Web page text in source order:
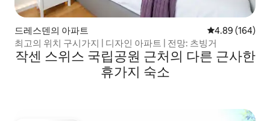
드레스덴의 아파트 평점 4.89점(5
4.89 (164)
최고의 위치 구시가지 | 디자인 아파트 | 전망: 츠빙거
작센 스위스 국립공원 근처의 다른 근사한
휴가지 숙소